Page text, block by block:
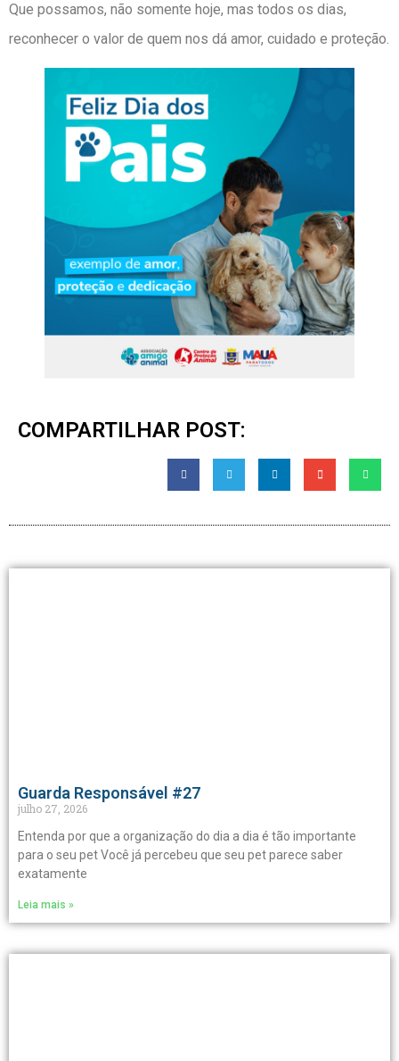
Que possamos, não somente hoje, mas todos os dias,
reconhecer o valor de quem nos dá amor, cuidado e proteção.
COMPARTILHAR POST:
Guarda Responsável #27
julho 27, 2026
Entenda por que a organização do dia a dia é tão importante
para o seu pet Você já percebeu que seu pet parece saber
exatamente
Leia mais »